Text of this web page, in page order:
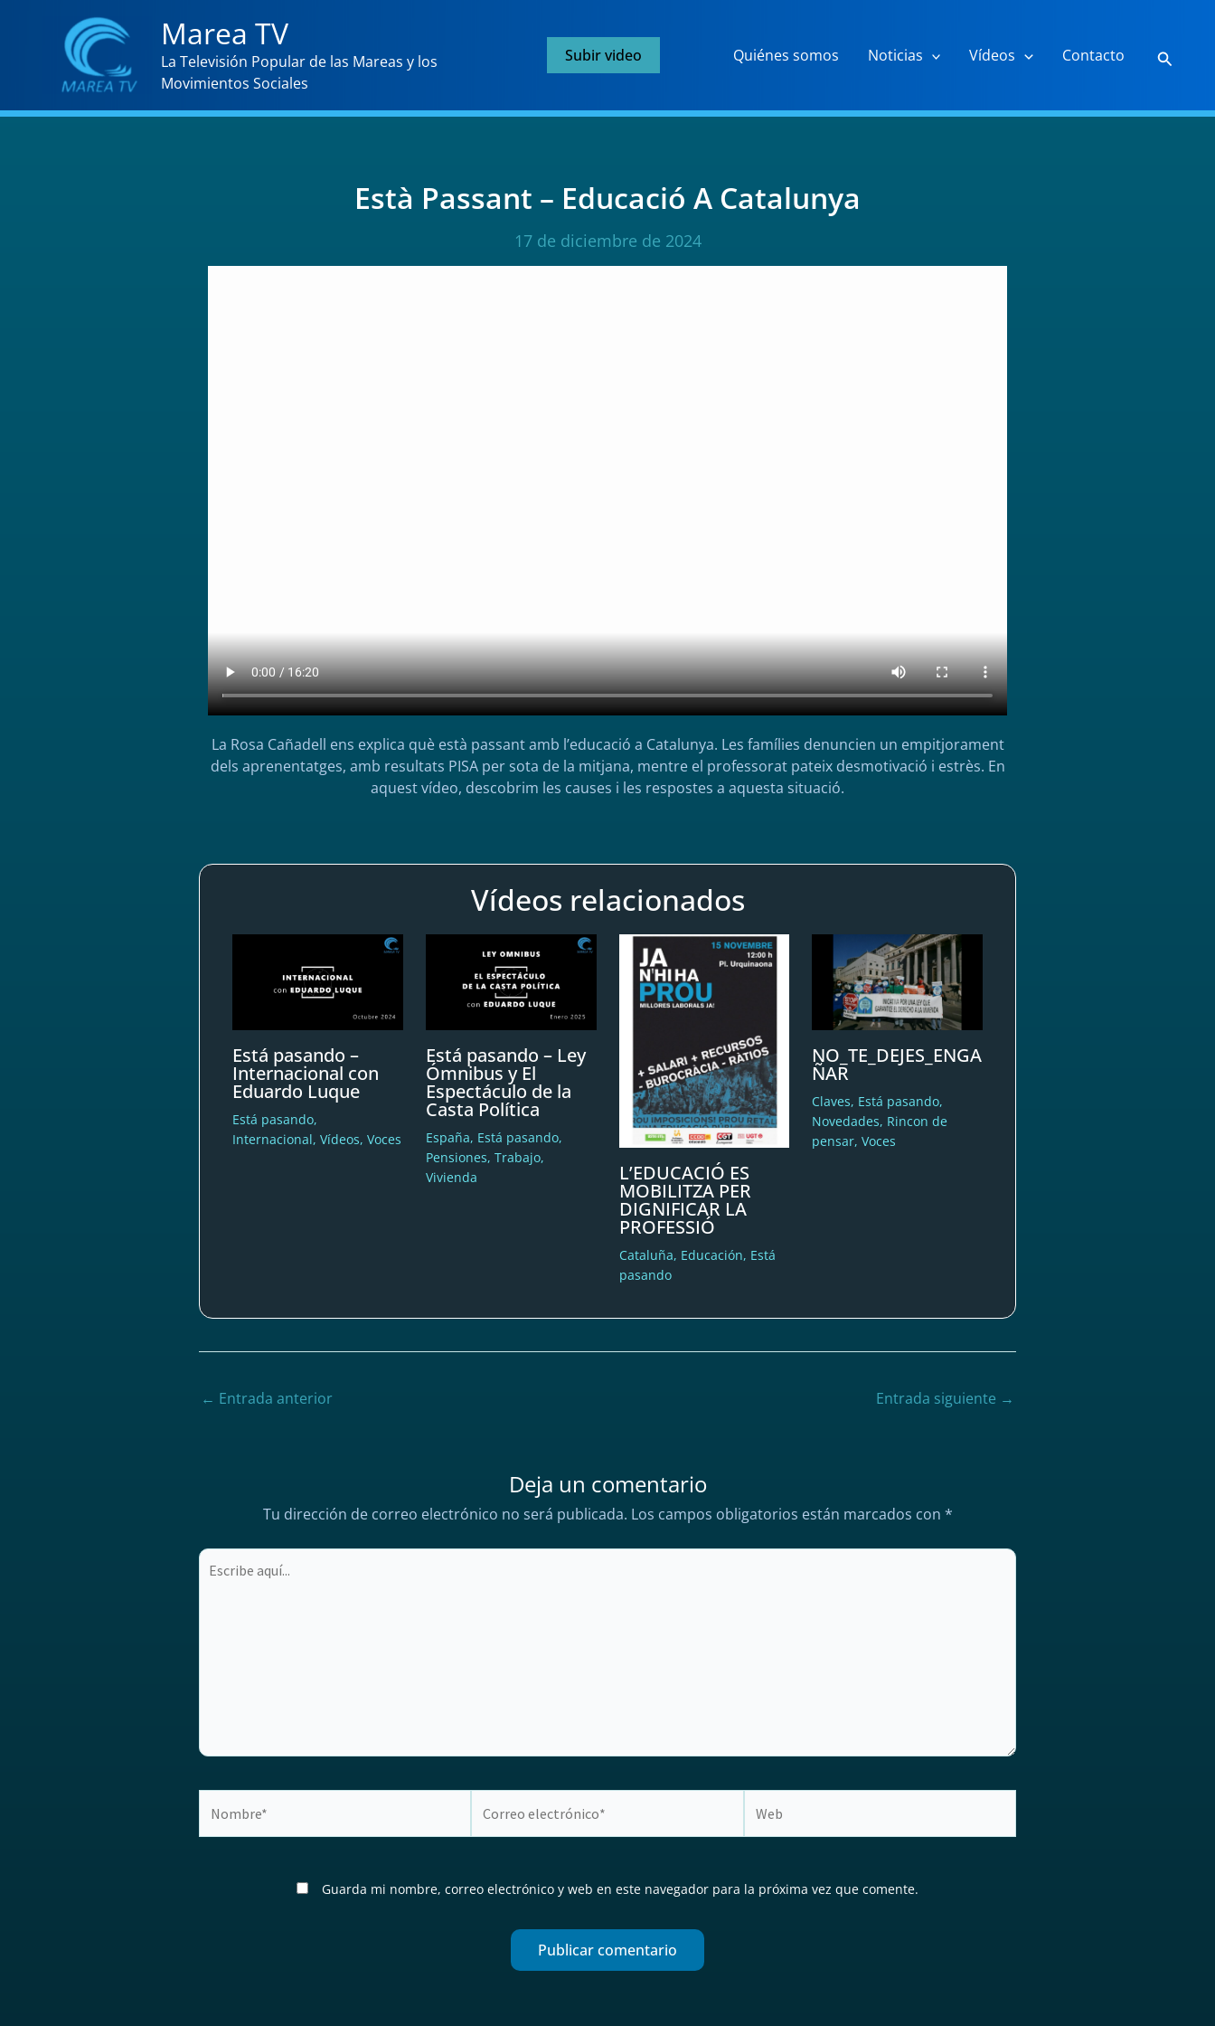
contenido
Marea TV
La Televisión Popular de las Mareas y los
Movimientos Sociales
Subir video Quiénes somos Noticias Vídeos Contacto Buscar
Està Passant – Educació A Catalunya
17 de diciembre de 2024
La Rosa Cañadell ens explica què està passant amb l’educació a Catalunya. Les famílies denuncien un empitjorament
dels aprenentatges, amb resultats PISA per sota de la mitjana, mentre el professorat pateix desmotivació i estrès. En
aquest vídeo, descobrim les causes i les respostes a aquesta situació.
Vídeos relacionados
Está pasando –
Internacional con
Eduardo Luque
Está pasando,
Internacional, Vídeos, Voces
Está pasando – Ley
Ómnibus y El
Espectáculo de la
Casta Política
España, Está pasando,
Pensiones, Trabajo,
Vivienda
L’EDUCACIÓ ES
MOBILITZA PER
DIGNIFICAR LA
PROFESSIÓ
Cataluña, Educación, Está
pasando
NO_TE_DEJES_ENGA
ÑAR
Claves, Está pasando,
Novedades, Rincon de
pensar,Voces
← Entrada anterior Entrada siguiente →
Deja un comentario
Tu dirección de correo electrónico no será publicada. Los campos obligatorios están marcados con *
Escribe
Guarda mi nombre, correo electrónico y web en este navegador para la próxima vez que comente.